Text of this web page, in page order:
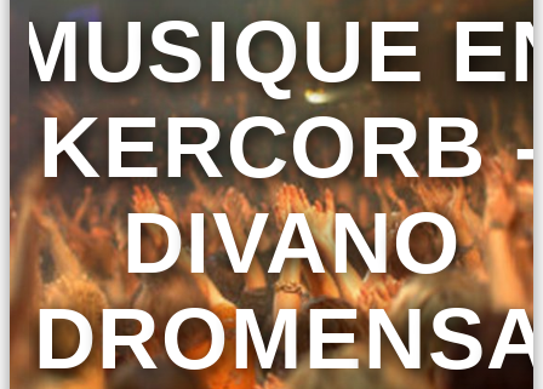
MUSIQUE
KERCORB -
DIVANO